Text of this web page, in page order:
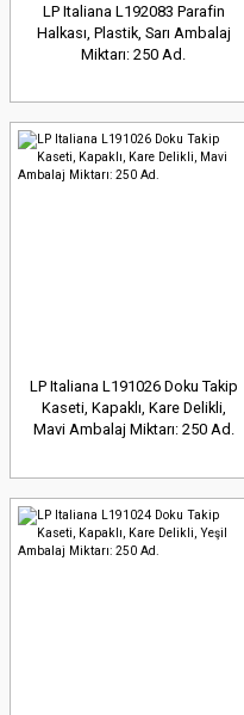
LP Italiana L192083 Parafin
Halkası, Plastik, Sarı Ambalaj
Miktarı: 250 Ad.
LP Italiana L191026 Doku Takip
Kaseti, Kapaklı, Kare Delikli,
Mavi Ambalaj Miktarı: 250 Ad.